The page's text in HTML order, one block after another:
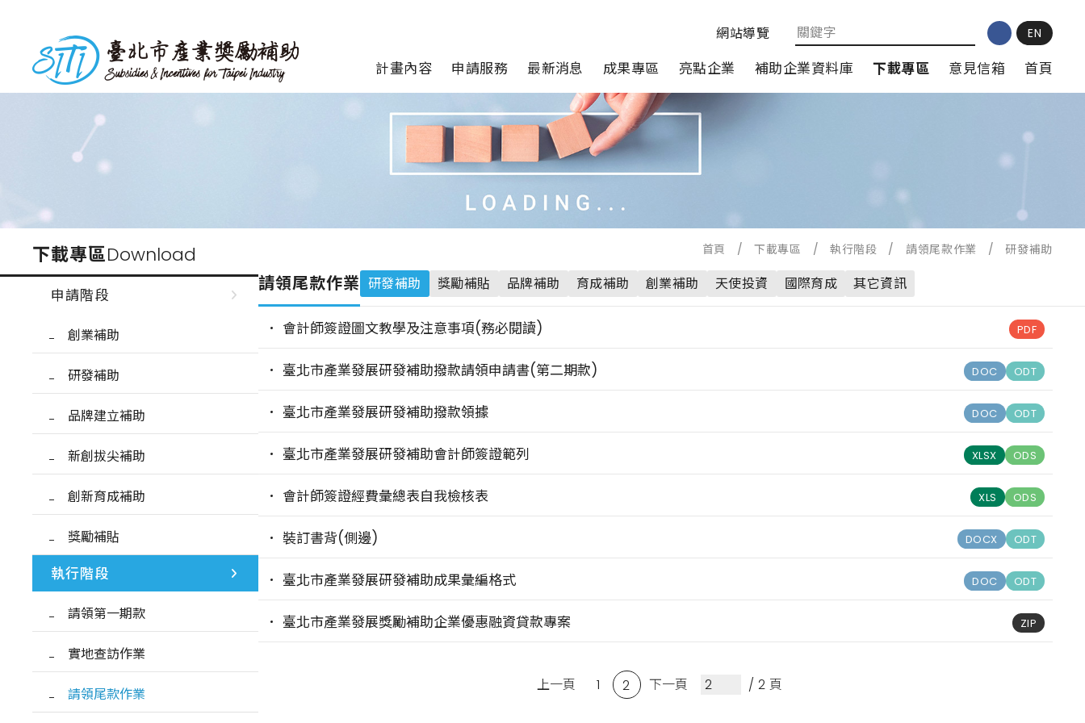
內
台北市產業獎勵補助
網站導覽 EN
計畫內容 申請服務 最新消息 成果專區 亮點企業 補助企業資料庫 下載專區 意見信箱 首頁
下載專區Download
申請階段
創業補助
研發補助
品牌建立補助
新創拔尖補助
創新育成補助
獎勵補貼
執行階段
請領第一期款
實地查訪作業
請領尾款作業
首頁 / 下載專區 / 執行階段 / 請領尾款作業 / 研發補助
請領尾款作業 研發補助 獎勵補貼 品牌補助 育成補助 創業補助 天使投資 國際育成 其它資訊
會計師簽證圖文教學及注意事項(務必閱讀) PDF
臺北市產業發展研發補助撥款請領申請書(第二期款) DOC ODT
臺北市產業發展研發補助撥款領據 DOC ODT
臺北市產業發展研發補助會計師簽證範列 XLSX ODS
會計師簽證經費彙總表自我檢核表 XLS ODS
裝訂書背(側邊) DOCX ODT
臺北市產業發展研發補助成果彙編格式 DOC ODT
臺北市產業發展獎勵補助企業優惠融資貸款專案 ZIP
上一頁 1 2 下一頁 / 2 頁